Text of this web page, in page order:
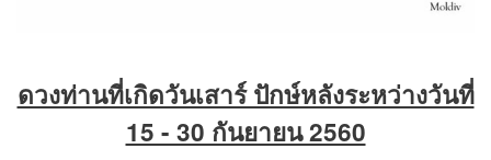
ดวงท่านที่เกิดวันเสาร์ ปักษ์หลังระหว่างวันที่
15 - 30 กันยายน 2560